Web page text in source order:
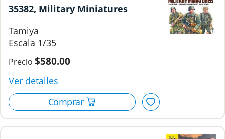
35382, Military Miniatures
German Infantry Set (Late WWII),
1/35, Tamiya.
Tamiya
1/35
$580.00